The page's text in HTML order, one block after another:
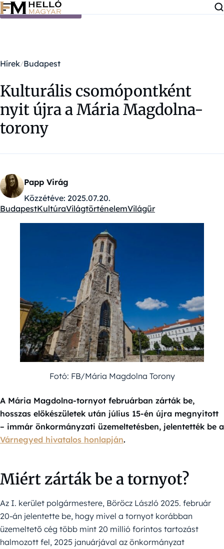
Ugrás a tartalomra
Hírek Budapest
Kulturális csomópontként
nyit újra a Mária Magdolna-
torony
Papp Virág
Közzétéve: 2025.07.20.
Kategóriák:
BudapestKultúraVilágtörténelemVilágűr
Fotó: FB/Mária Magdolna Torony
A Mária Magdolna-tornyot februárban zárták be,
hosszas előkészületek után július 15-én újra megnyitott
– immár önkormányzati üzemeltetésben, jelentették be a
Várnegyed hivatalos honlapján.
Miért zárták be a tornyot?
Az I. kerület polgármestere, Böröcz László 2025. február
20-án jelentette be, hogy mivel a tornyot korábban
üzemeltető cég több mint 20 millió forintos tartozást
halmozott fel, 2025 januárjával az önkormányzat